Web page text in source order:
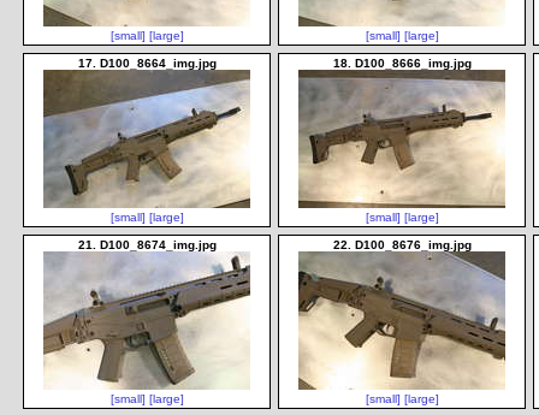
[small] [large] [small] [large]
17. D100_8664_img.jpg
[small] [large]
18. D100_8666_img.jpg
[small] [large]
21. D100_8674_img.jpg
[small] [large]
22. D100_8676_img.jpg
[small] [large]